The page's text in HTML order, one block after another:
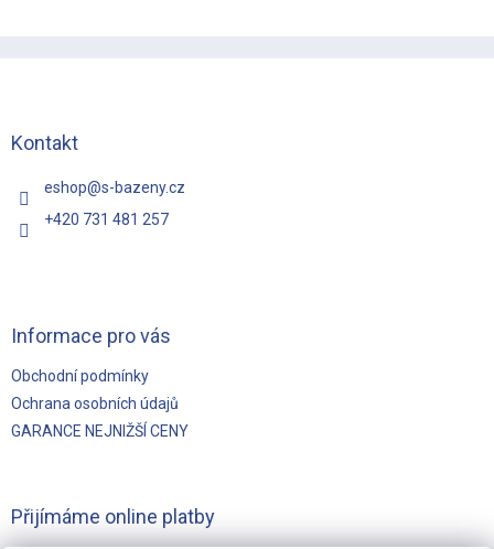
Kontakt
eshop@s-bazeny.cz
+420 731 481 257
Informace pro vás
Obchodní podmínky
Ochrana osobních údajů
GARANCE NEJNIŽŠÍ CENY
Přijímáme online platby